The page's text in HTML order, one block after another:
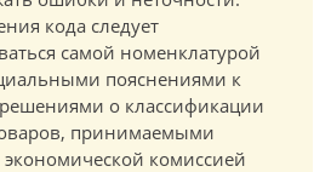
кода следует
самой номенклатурой
пояснениями к
о классификации
принимаемыми
экономической комиссией